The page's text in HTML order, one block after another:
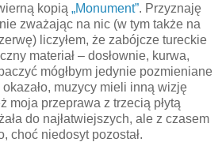
kopią „Monument”. Przyznaję
zważając na nic (w tym także na
liczyłem, że zabójcze tureckie
materiał – dosłownie, kurwa,
mógłbym jedynie pozmieniane
okazało, muzycy mieli inną wizję
moja przeprawa z trzecią płytą
do najłatwiejszych, ale z czasem
choć niedosyt pozostał.